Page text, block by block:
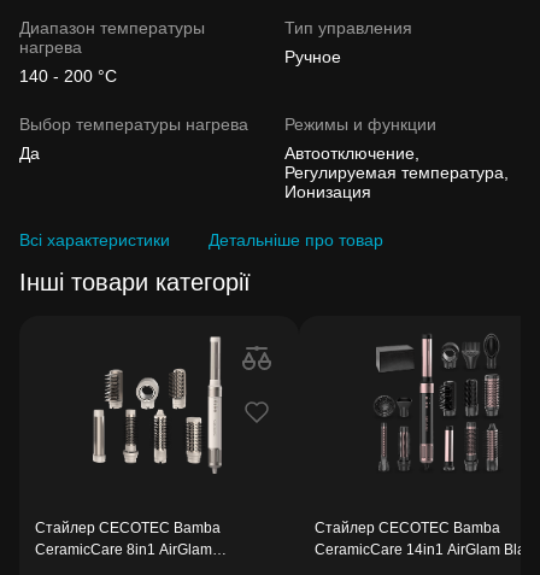
Диапазон температуры
нагрева
140 - 200 °C
Тип управления
Ручное
Выбор температуры нагрева
Да
Режимы и функции
Автоотключение,
Регулируемая температура,
Ионизация
Всі характеристики Детальніше про товар
Інші товари категорії
Стайлер CECOTEC Bamba
CeramicCare 8in1 AirGlam
Стайлер CECOTEC Bamba
CeramicCare 14in1 AirGlam Black